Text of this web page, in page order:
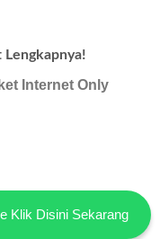
Internet Only
Klik Disini Sekarang